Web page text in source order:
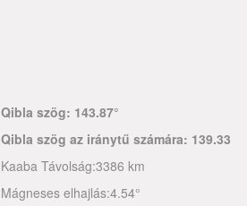
Qibla szög: 143.87°
Qibla szög az iránytű számára: 139.33
Kaaba Távolság:3386 km
Mágneses elhajlás:4.54°